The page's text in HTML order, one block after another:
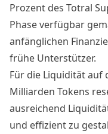
Prozent des Totral
Phase verfügbar
anfänglichen
frühe Unterstützer.
Für die Liquidität auf
Milliarden Tokens
ausreichend
und effizient zu